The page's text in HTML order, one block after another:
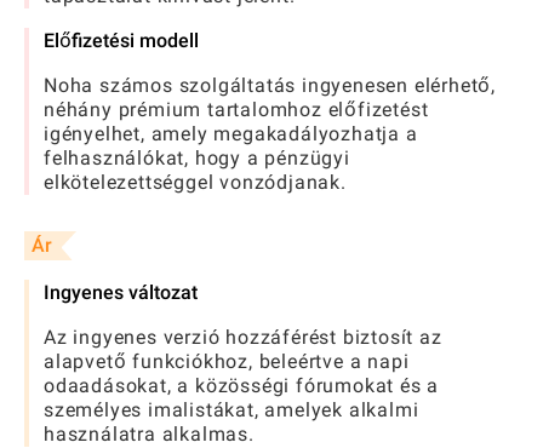
Előfizetési modell
Noha számos szolgáltatás ingyenesen elérhető,
néhány prémium tartalomhoz előfizetést
igényelhet, amely megakadályozhatja a
felhasználókat, hogy a pénzügyi
elkötelezettséggel vonzódjanak.
Ár
Ingyenes változat
Az ingyenes verzió hozzáférést biztosít az
alapvető funkciókhoz, beleértve a napi
odaadásokat, a közösségi fórumokat és a
személyes imalistákat, amelyek alkalmi
használatra alkalmas.